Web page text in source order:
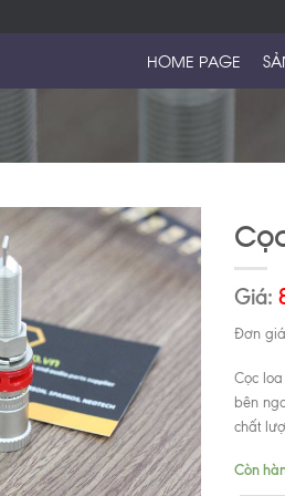
HOME PAGE
Giá:
Đơn
Cọc
bên
chất
Còn